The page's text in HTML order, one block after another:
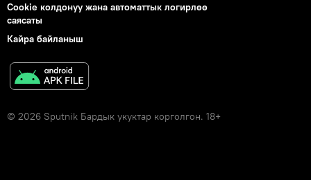
Cookie колдонуу жана автоматтык логирлөө
саясаты
Кайра байланыш
© 2026 Sputnik Бардык укуктар корголгон. 18+